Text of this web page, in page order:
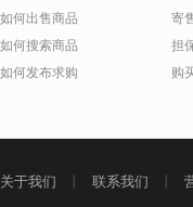
如何出售商品
如何搜索商品
如何发布求购
寄
担
购
关于我们 联系我们